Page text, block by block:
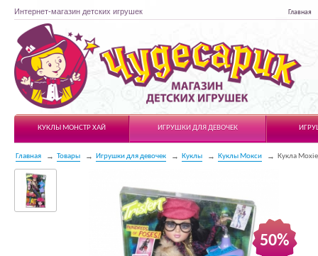
Интернет-магазин детских игрушек Главная
Чудесарик
КУКЛЫ МОНСТР ХАЙ
ИГРУШКИ ДЛЯ ДЕВОЧЕК
Главная Товары Игрушки для девочек Куклы Куклы Мокси Кукла
50%